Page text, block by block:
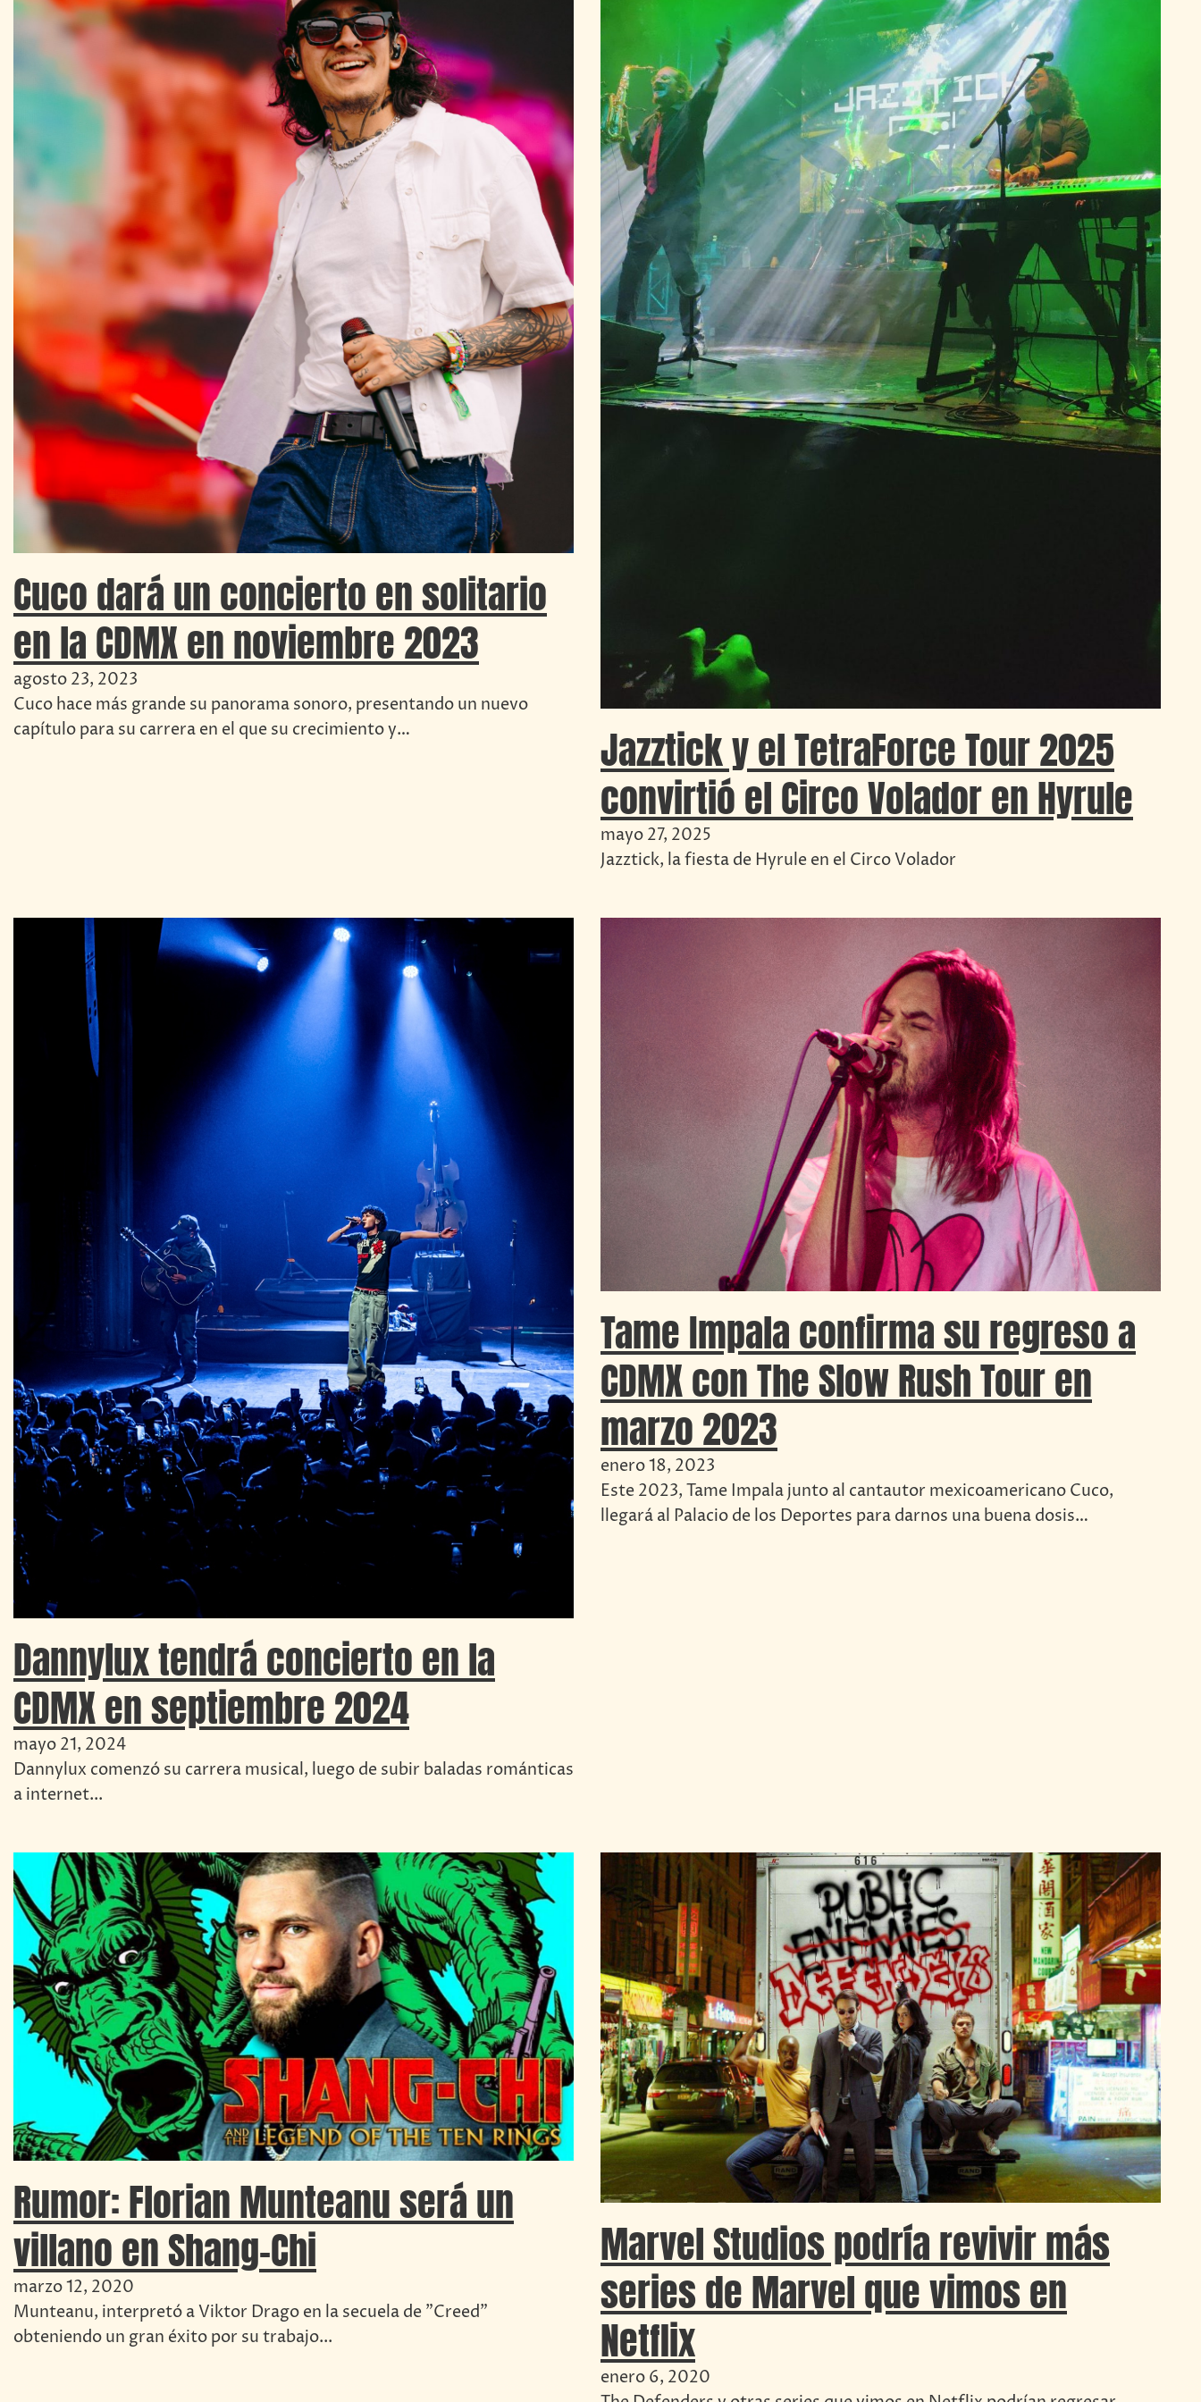
Cuco dará un concierto en solitario
en la CDMX en noviembre 2023
agosto 23, 2023
Cuco hace más grande su panorama sonoro, presentando un nuevo
capítulo para su carrera en el que su crecimiento y…
Jazztick y el TetraForce Tour 2025
convirtió el Circo Volador en Hyrule
mayo 27, 2025
Jazztick, la fiesta de Hyrule en el Circo Volador
Dannylux tendrá concierto en la
CDMX en septiembre 2024
mayo 21, 2024
Dannylux comenzó su carrera musical, luego de subir baladas románticas
a internet...
Tame Impala confirma su regreso a
CDMX con The Slow Rush Tour en
marzo 2023
enero 18, 2023
Este 2023, Tame Impala junto al cantautor mexicoamericano Cuco,
llegará al Palacio de los Deportes para darnos una buena dosis…
Rumor: Florian Munteanu será un
villano en Shang-Chi
marzo 12, 2020
Munteanu, interpretó a Viktor Drago en la secuela de "Creed"
obteniendo un gran éxito por su trabajo...
Marvel Studios podría revivir más
series de Marvel que vimos en
Netflix
enero 6, 2020